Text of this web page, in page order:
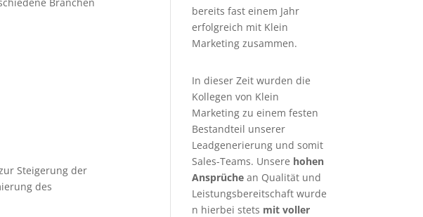
Steigerung der
des
bereits fast einem Jahr
erfolgreich mit Klein
Marketing zusammen.
In dieser Zeit wurden die
Kollegen von Klein
Marketing zu einem festen
Bestandteil unserer
Leadgenerierung und somit
Sales-Teams. Unsere hohen
Ansprüche an Qualität und
Leistungsbereitschaft wurde
n hierbei stets mit voller